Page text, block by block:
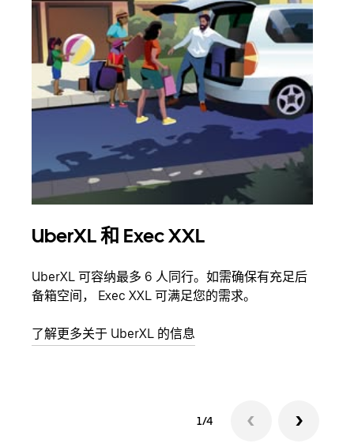
UberXL 和 Exec XXL
UberXL 可容纳最多 6 人同行。如需确保有充足后
备箱空间， Exec XXL 可满足您的需求。
了解更多关于 UberXL 的信息
1/4